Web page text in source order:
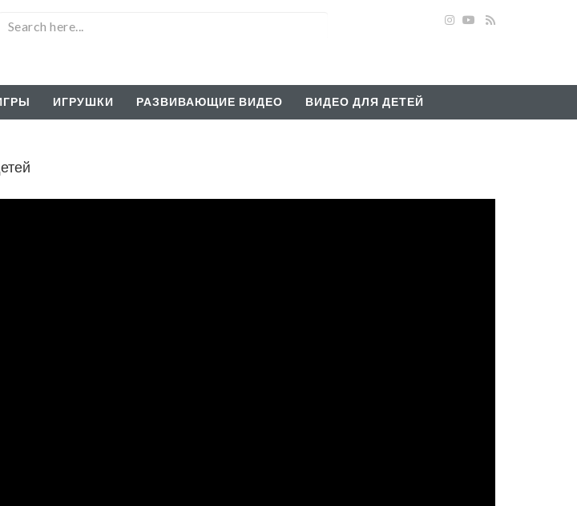
ИГРУШКИ РАЗВИВАЮЩИЕ ВИДЕО ВИДЕО ДЛЯ ДЕТЕЙ